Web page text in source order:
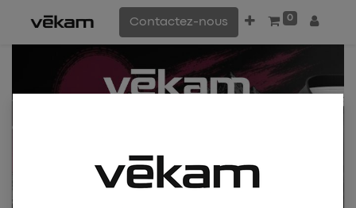
0
Contactez-nous